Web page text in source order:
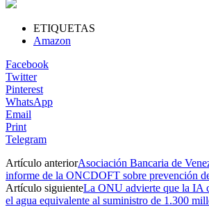
ETIQUETAS
Amazon
Facebook
Twitter
Pinterest
WhatsApp
Email
Print
Telegram
Artículo anteriorAsociación Bancaria de
informe de la ONCDOFT sobre prevención
Artículo siguienteLa ONU advierte que la IA
el agua equivalente al suministro de 1.300